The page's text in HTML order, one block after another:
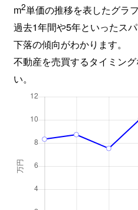
m2単価の推移を表したグラフ
過去1年間や5年といったス
下落の傾向がわかります。
不動産を売買するタイミン
い。